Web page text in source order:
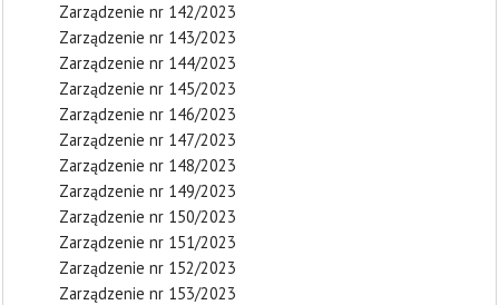
Zarządzenie nr 142/2023
Zarządzenie nr 143/2023
Zarządzenie nr 144/2023
Zarządzenie nr 145/2023
Zarządzenie nr 146/2023
Zarządzenie nr 147/2023
Zarządzenie nr 148/2023
Zarządzenie nr 149/2023
Zarządzenie nr 150/2023
Zarządzenie nr 151/2023
Zarządzenie nr 152/2023
Zarządzenie nr 153/2023